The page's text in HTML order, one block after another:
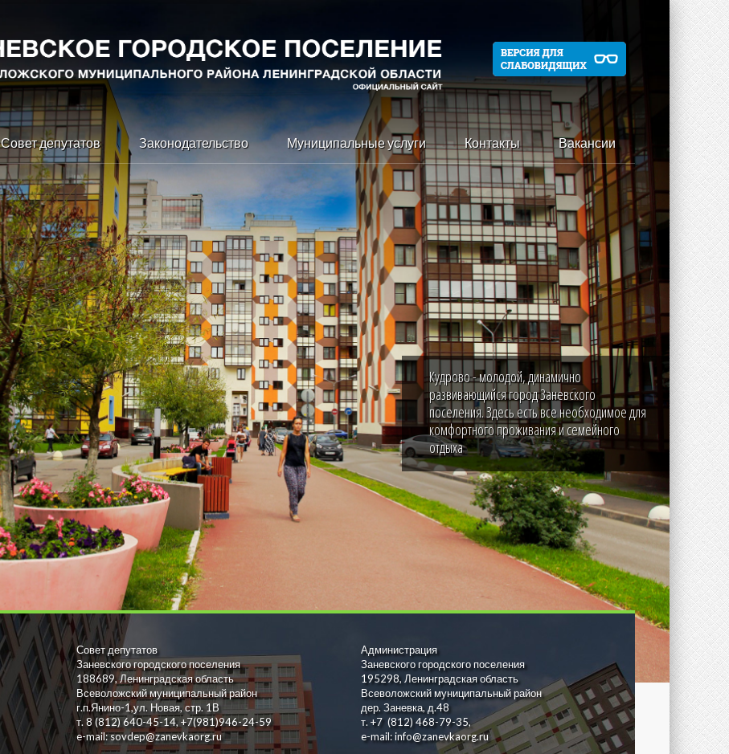
Совет депутатов Законодательство Муниципальные услуги Контакты Вакансии
Кудрово - молодой, динамично
развивающийся город Заневского
поселения. Здесь есть все необходимое для
комфортного проживания и семейного
отдыха
Совет депутатов
Заневского городского поселения
188689, Ленинградская область
Всеволожский муниципальный район
г.п.Янино-1,ул. Новая, стр. 1В
т. 8 (812) 640-45-14, +7(981)946-24-59
e-mail: sovdep@zanevkaorg.ru
Администрация
Заневского городского поселения
195298, Ленинградская область
Всеволожский муниципальный район
дер. Заневка, д.48
т. +7 (812) 468-79-35,
e-mail: info@zanevkaorg.ru